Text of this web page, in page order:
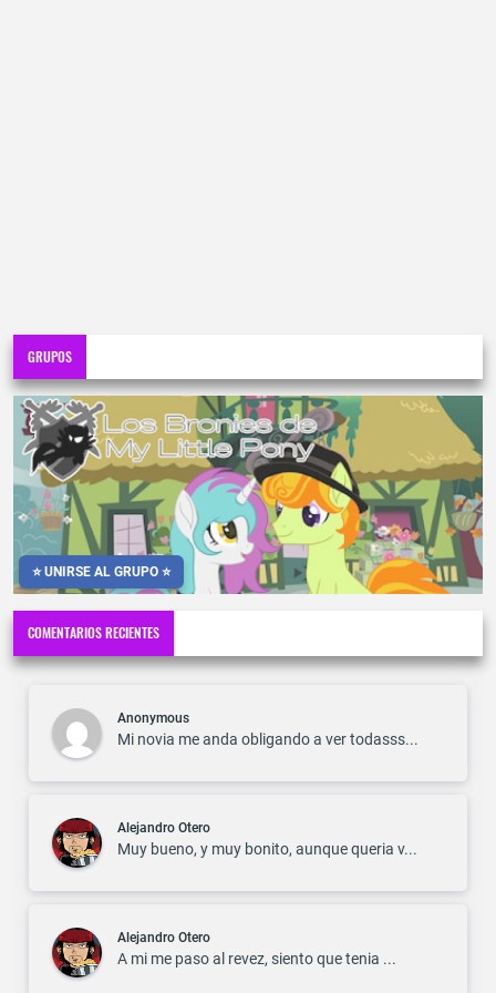
GRUPOS
⭐ UNIRSE AL GRUPO ⭐
COMENTARIOS RECIENTES
Anonymous
Mi novia me anda obligando a ver todasss...
Alejandro Otero
Muy bueno, y muy bonito, aunque queria v...
Alejandro Otero
A mi me paso al revez, siento que tenia ...